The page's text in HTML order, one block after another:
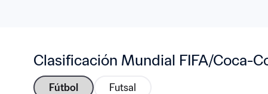
Clasificación Mundial FIFA/Coca-
Fútbol Futsal